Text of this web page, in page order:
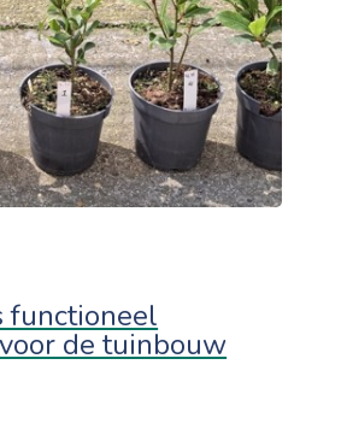
functioneel
de tuinbouw